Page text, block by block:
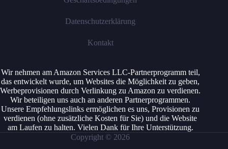
Datenschutzerklärung
Kontakt
Wir nehmen am Amazon Services LLC-Partnerprogramm teil,
das entwickelt wurde, um Websites die Möglichkeit zu geben,
Werbeprovisionen durch Verlinkung zu Amazon zu verdienen.
Wir beteiligen uns auch an anderen Partnerprogrammen.
Unsere Empfehlungslinks ermöglichen es uns, Provisionen zu
verdienen (ohne zusätzliche Kosten für Sie) und die Website
am Laufen zu halten. Vielen Dank für Ihre Unterstützung.
Copyright © 2026